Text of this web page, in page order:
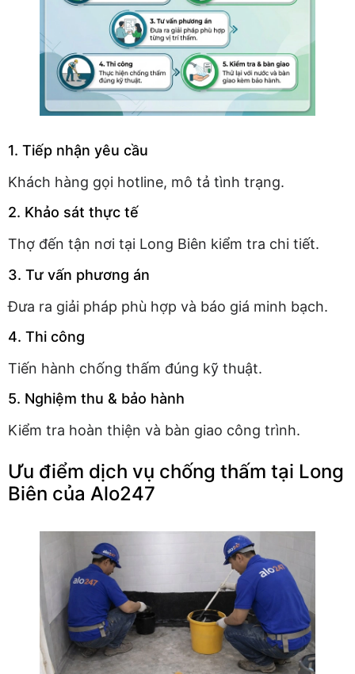
1. Tiếp nhận yêu cầu
Khách hàng gọi hotline, mô tả tình trạng.
2. Khảo sát thực tế
Thợ đến tận nơi tại Long Biên kiểm tra chi tiết.
3. Tư vấn phương án
Đưa ra giải pháp phù hợp và báo giá minh bạch.
4. Thi công
Tiến hành chống thấm đúng kỹ thuật.
5. Nghiệm thu & bảo hành
Kiểm tra hoàn thiện và bàn giao công trình.
Ưu điểm dịch vụ chống thấm tại Long
Biên của Alo247